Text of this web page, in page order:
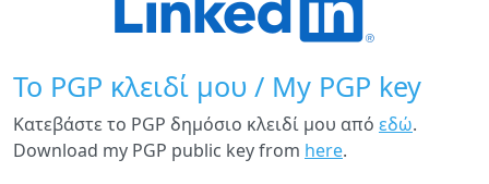
Το PGP κλειδί μου / My PGP key
Κατεβάστε το PGP δημόσιο κλειδί μου από εδώ.
Download my PGP public key from here.